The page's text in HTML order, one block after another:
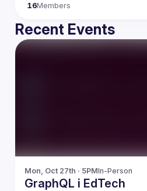
16Members
Recent Events
Mon, Oct 27th · 5PMIn-Person
GraphQL i EdTech